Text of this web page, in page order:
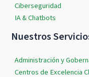
Ciberseguridad
IA & Chatbots
Nuestros
Administración y
Centros de Excelencia